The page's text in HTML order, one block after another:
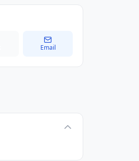
Email